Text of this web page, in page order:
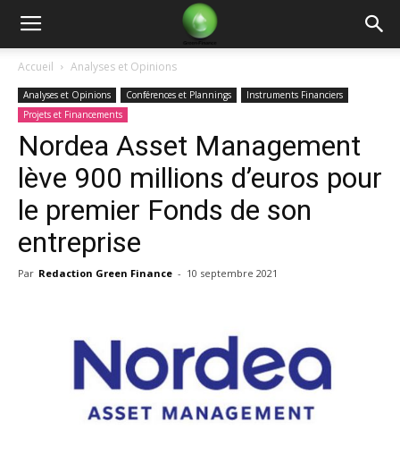
Green
Finance
Accueil Analyses et Opinions
Analyses et Opinions Conférences et Plannings
Instruments Financiers
Projets et Financements
Nordea Asset Management
lève 900 millions d’euros pour
le premier Fonds de son
entreprise
Par Redaction Green Finance - 10 septembre 2021